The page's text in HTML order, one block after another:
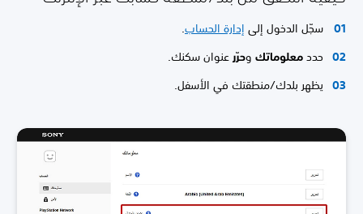
سجّل الدخول إلىإدارة الحساب.
حددمعلوماتكو حرّرعنوان سكنك.
يظهر بلدك/منطقتك في الأسفل.